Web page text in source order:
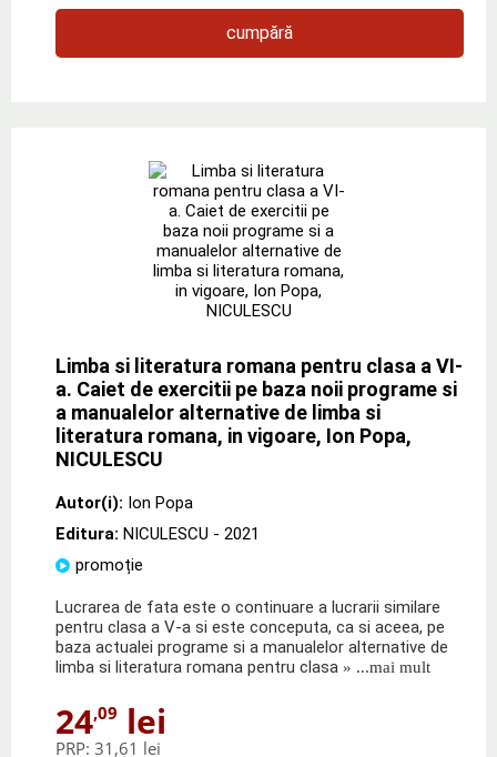
cumpără
Limba si literatura romana pentru clasa a VI-
a. Caiet de exercitii pe baza noii programe si
a manualelor alternative de limba si
literatura romana, in vigoare, Ion Popa,
NICULESCU
Autor(i): Ion Popa
Editura: NICULESCU - 2021
promoție
Lucrarea de fata este o continuare a lucrarii similare
pentru clasa a V-a si este conceputa, ca si aceea, pe
baza actualei programe si a manualelor alternative de
limba si literatura romana pentru clasa » ...mai mult
24,09 lei
PRP: 31,61 lei